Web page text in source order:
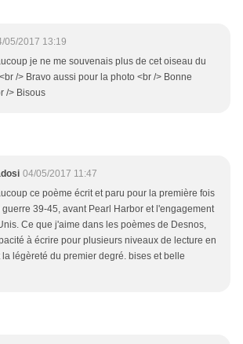
05/2017 13:19
je ne me souvenais plus de cet oiseau du
/> Bravo aussi pour la photo <br /> Bonne
/> Bisous
04/05/2017 11:47
ce poème écrit et paru pour la première fois
39-45, avant Pearl Harbor et l'engagement
Ce que j'aime dans les poèmes de Desnos,
à écrire pour plusieurs niveaux de lecture en
légèreté du premier degré. bises et belle